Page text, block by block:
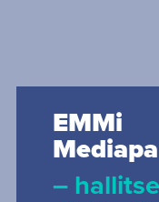
EMMi
–